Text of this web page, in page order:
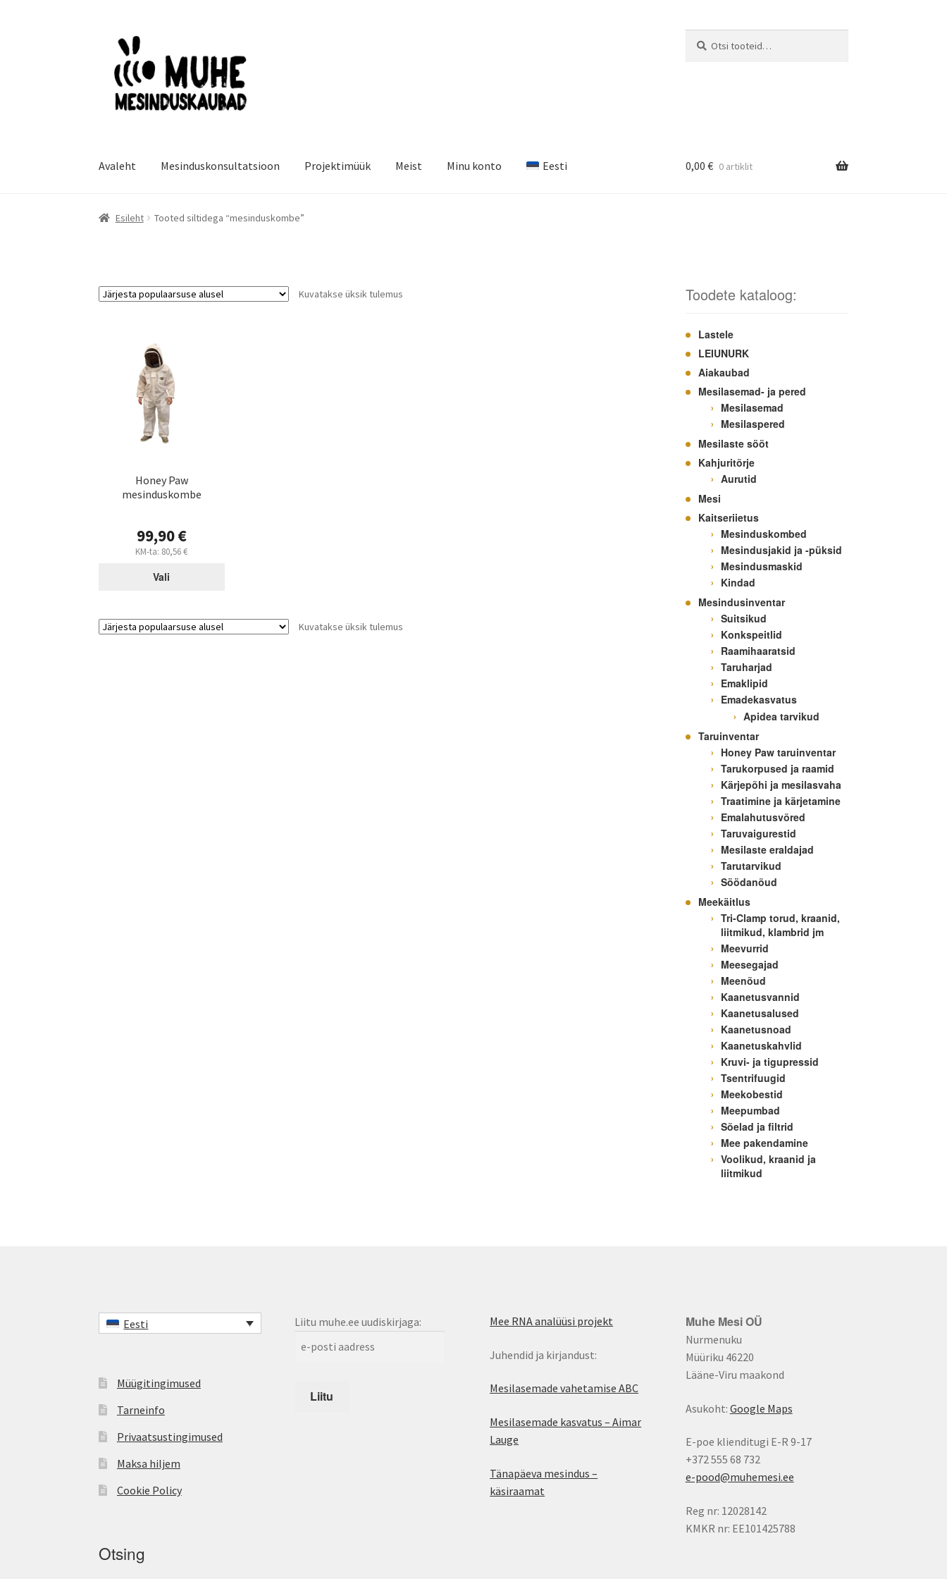
Liigu
navigeerimisele
Liigu
juurde
Avaleht Mesinduskonsultatsioon Projektimüük Meist Minu konto Eesti 0,00 € 0 artiklit
Esileht Tooted siltidega “mesinduskombe”
Kuvatakse üksik tulemus
Honey Paw
mesinduskombe
99,90€
KM-ta: 80,56€
Vali
Kuvatakse üksik tulemus
Toodete kataloog:
Lastele
LEIUNURK
Aiakaubad
Mesilasemad- ja pered
Mesilasemad
Mesilaspered
Mesilaste sööt
Kahjuritõrje
Aurutid
Mesi
Kaitseriietus
Mesinduskombed
Mesindusjakid ja -püksid
Mesindusmaskid
Kindad
Mesindusinventar
Suitsikud
Konkspeitlid
Raamihaaratsid
Taruharjad
Emaklipid
Emadekasvatus
Apidea tarvikud
Taruinventar
Honey Paw taruinventar
Tarukorpused ja raamid
Kärjepõhi ja mesilasvaha
Traatimine ja kärjetamine
Emalahutusvõred
Taruvaigurestid
Mesilaste eraldajad
Tarutarvikud
Söödanõud
Meekäitlus
Tri-Clamp torud, kraanid,
liitmikud, klambrid jm
Meevurrid
Meesegajad
Meenõud
Kaanetusvannid
Kaanetusalused
Kaanetusnoad
Kaanetuskahvlid
Kruvi- ja tigupressid
Tsentrifuugid
Meekobestid
Meepumbad
Sõelad ja filtrid
Mee pakendamine
Voolikud, kraanid ja
liitmikud
Eesti
Müügitingimused
Tarneinfo
Privaatsustingimused
Maksa hiljem
Cookie Policy
Otsing
Liitu muhe.ee uudiskirjaga: Mee RNA analüüsi projekt
Juhendid ja kirjandust:
Mesilasemade vahetamise ABC
Mesilasemade kasvatus – Aimar
Lauge
Tänapäeva mesindus –
käsiraamat
Muhe Mesi OÜ
Nurmenuku
Müüriku 46220
Lääne-Viru maakond
Asukoht: Google Maps
E-poe klienditugi E-R 9-17
+372 555 68 732
e-pood@muhemesi.ee
Reg nr: 12028142
KMKR nr: EE101425788